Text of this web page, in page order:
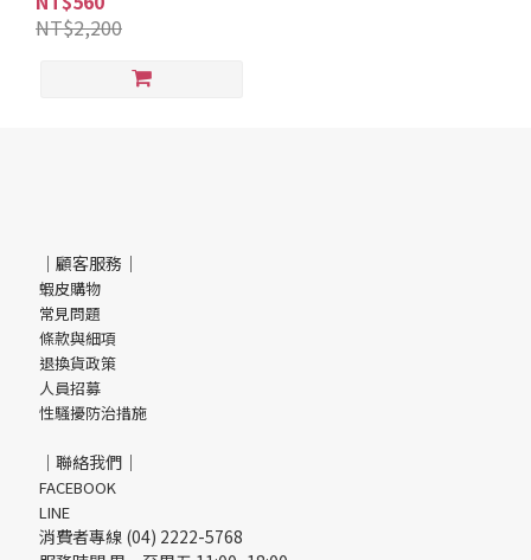
NT$2,200
｜顧客服務｜
蝦皮購物
常見問題
條款與細項
退換貨政策
人員招募
性騷擾防治措施
｜聯絡我們｜
FACEBOOK
LINE
消費者專線 (04) 2222-5768